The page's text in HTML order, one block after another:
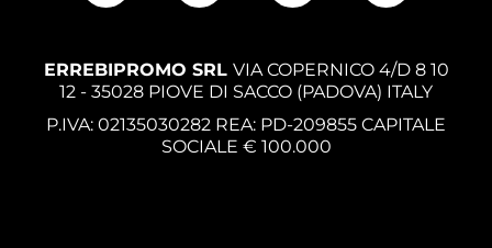
ERREBIPROMO SRL VIA COPERNICO 4/D 8 10
12 - 35028 PIOVE DI SACCO (PADOVA) ITALY
P.IVA: 02135030282 REA: PD-209855 CAPITALE
SOCIALE € 100.000